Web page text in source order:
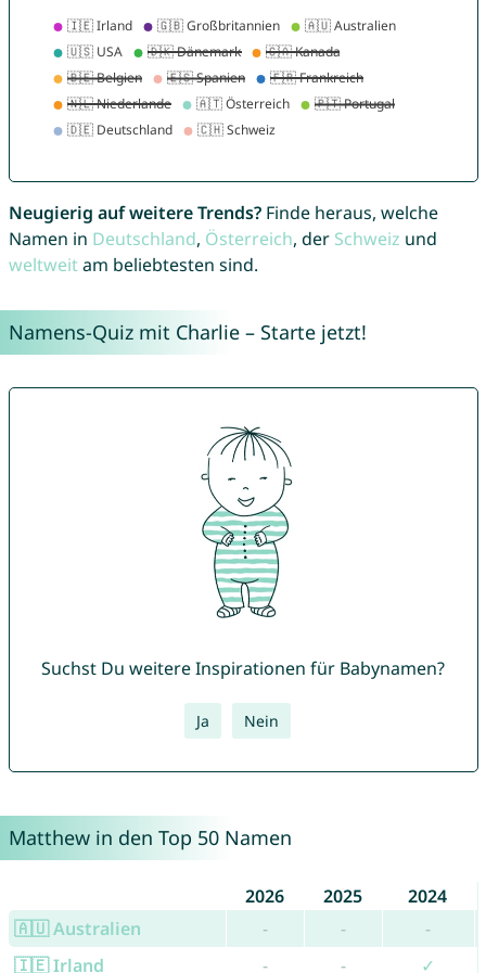
Neugierig auf weitere Trends?Finde heraus, welche
Namen in Deutschland, Österreich, der Schweiz und
weltweitam beliebtesten sind.
Namens-Quiz mit Charlie – Starte jetzt!
Suchst Du weitere Inspirationen für Babynamen?
Ja Nein
Matthew in den Top 50 Namen
2026 2025
2024
🇦🇺 Australien
- -
-
🇮🇪 Irland
- - ✓